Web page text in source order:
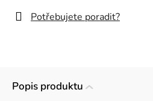
Potřebujete poradit?
Popis produktu